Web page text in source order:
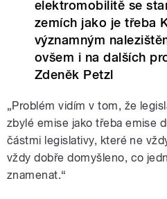
elektromobilitě se
zemích jako je třeba
významným
ovšem i na dalších
Zdeněk Petzl
„Problém vidím v tom, že
zbylé emise jako třeba emise
částmi legislativy, které ne
vždy dobře domyšleno, co
znamenat.“